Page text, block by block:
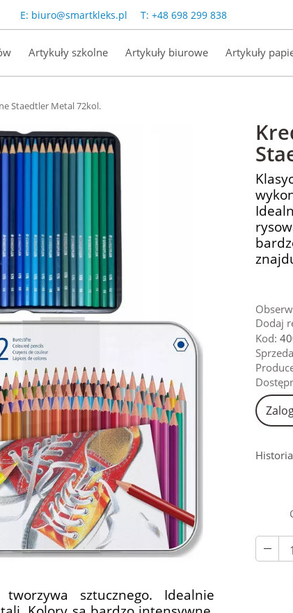
E: biuro@smartkleks.pl T: +48 698 299 838
Artykuły szkolne Artykuły biurowe Artykuły
Staedtler Metal 72kol.
Dodaj
Kod:
sztucznego. Idealnie